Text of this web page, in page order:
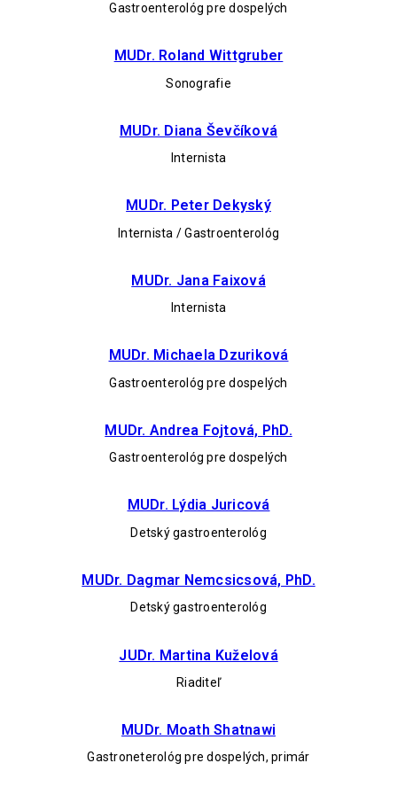
Gastroenterológ pre dospelých
MUDr. Roland Wittgruber
Sonografie
MUDr. Diana Ševčíková
Internista
MUDr. Peter Dekyský
Internista / Gastroenterológ
MUDr. Jana Faixová
Internista
MUDr. Michaela Dzuriková
Gastroenterológ pre dospelých
MUDr. Andrea Fojtová, PhD.
Gastroenterológ pre dospelých
MUDr. Lýdia Juricová
Detský gastroenterológ
MUDr. Dagmar Nemcsicsová, PhD.
Detský gastroenterológ
JUDr. Martina Kuželová
Riaditeľ
MUDr. Moath Shatnawi
Gastroneterológ pre dospelých, primár